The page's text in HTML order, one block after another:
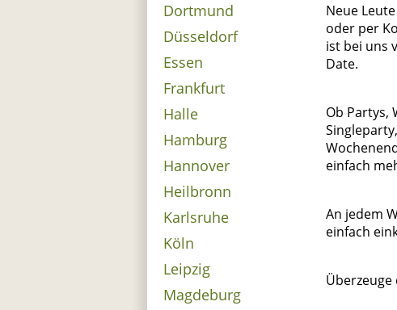
Dortmund
Düsseldorf
Essen
Frankfurt
Halle
Hamburg
Hannover
Heilbronn
Karlsruhe
Köln
Leipzig
Magdeburg
Neue
oder per
ist bei uns
Date.
Ob Partys,
einfach
An jedem
einfach